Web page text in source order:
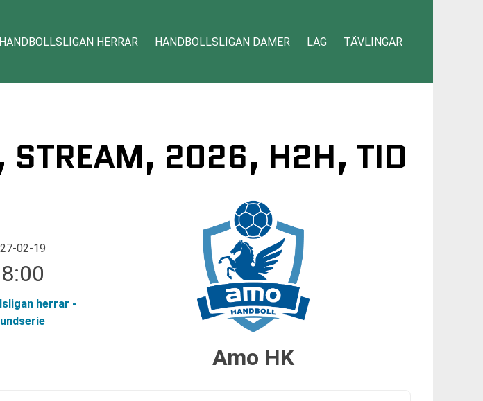
HANDBOLLSLIGAN HERRAR HANDBOLLSLIGAN DAMER LAG TÄVLINGAR
STREAM, 2026, H2H, TID
02-19
herrar -
Amo HK